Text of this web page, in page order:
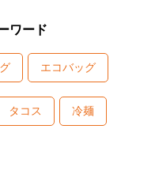
ワード
エコバッグ
タコス 冷麺